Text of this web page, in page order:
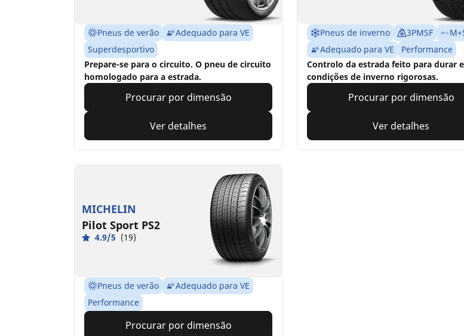
Pneus de verão
Adequado para VE
Superdesportivo
Prepare-se para o circuito. O pneu de circuito
homologado para a estrada.
Procurar por dimensão
Ver detalhes
Pneus de inverno 3PMSF
Adequado para VE
Performance
Controlo da estrada feito para durar
condições de inverno rigorosas.
Procurar por dimensão
Ver detalhes
MICHELIN
Pilot Sport PS2
4.9/5 (19)
Pneus de verão
Adequado para VE
Performance
Procurar por dimensão